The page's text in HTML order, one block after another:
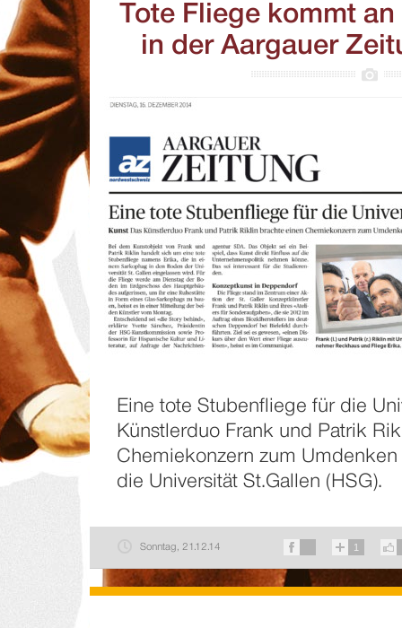
Tote Fliege kommt
in der Aargauer
Eine tote Stubenfliege für die
Künstlerduo Frank und Patrik
Chemiekonzern zum Umdenken
die Universität St.Gallen (HSG).
Sonntag, 21.12.14 1